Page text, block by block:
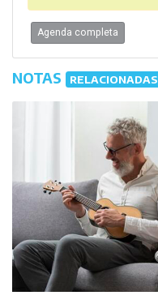
Agenda completa
NOTAS RELACIONADAS